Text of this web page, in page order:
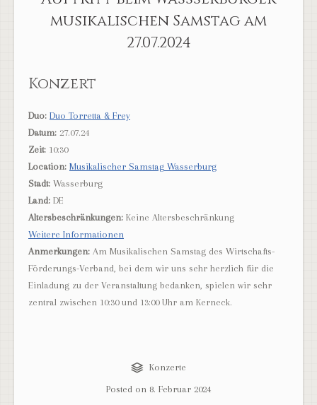
musikalischen Samstag am
27.07.2024
Konzert
Duo: Duo Torretta & Frey
Datum: 27.07.24
Zeit: 10:30
Location: Musikalischer Samstag Wasserburg
Stadt: Wasserburg
Land: DE
Altersbeschränkungen: Keine Altersbeschränkung
Weitere Informationen
Anmerkungen: Am Musikalischen Samstag des Wirtschafts-
Förderungs-Verband, bei dem wir uns sehr herzlich für die
Einladung zu der Veranstaltung bedanken, spielen wir sehr
zentral zwischen 10:30 und 13:00 Uhr am Kerneck.
Konzerte
Posted on 8. Februar 2024